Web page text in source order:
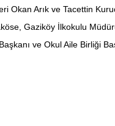
Okan Arık ve Tacettin
Gaziköy İlkokulu
ve Okul Aile Birliği